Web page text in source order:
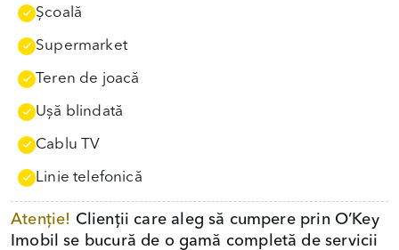
Școală
Supermarket
Teren de joacă
Uşă blindată
Cablu TV
Linie telefonică
Atenție! Clienții care aleg să cumpere prin O’Key
Imobil se bucură de o gamă completă de servicii